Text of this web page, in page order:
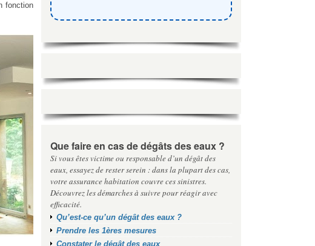
fonction
Que faire en cas de dégâts des eaux ?
Si vous êtes victime ou responsable d’un dégât des
eaux, essayez de rester serein : dans la plupart des cas,
votre assurance habitation couvre ces sinistres.
Découvrez les démarches à suivre pour réagir avec
efficacité.
Qu’est-ce qu’un dégât des eaux ?
Prendre les 1ères mesures
Constater le dégât des eaux